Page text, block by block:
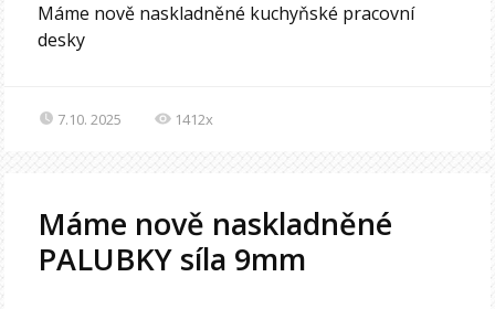
Máme nově naskladněné kuchyňské pracovní
desky
7.10. 2025 1412x
Máme nově naskladněné
PALUBKY síla 9mm